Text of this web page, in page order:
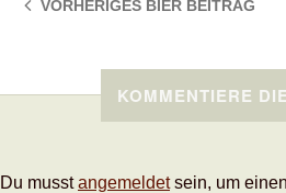
VORHERIGES BIER BEITRAG
KOMMENTIERE
Du musstangemeldetsein, um